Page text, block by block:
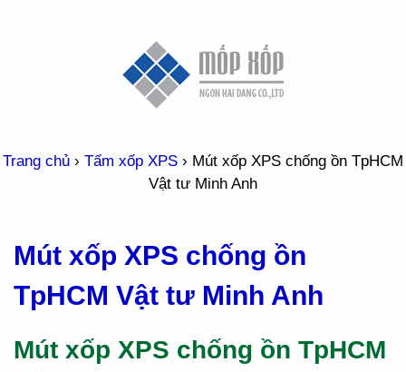
Trang chủ › Tấm xốp XPS › Mút xốp XPS chống ồn TpHCM
Vật tư Minh Anh
Mút xốp XPS chống ồn
TpHCM Vật tư Minh Anh
Mút xốp XPS chống ồn TpHCM